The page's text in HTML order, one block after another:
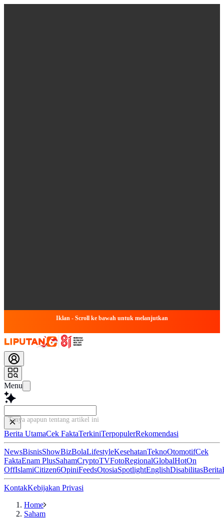
Iklan - Scroll ke bawah untuk melanjutkan
Menu
Tanya apapun tentang artikel ini...
Berita UtamaCek FaktaTerkiniTerpopulerRekomendasi
NewsBisnisShowBizBolaLifestyleKesehatanTeknoOtomotifCek
FaktaEnam PlusSahamCryptoTVFotoRegionalGlobalHotOn
OffIslamiCitizen6OpiniFeedsOtosiaSpotlightEnglishDisabilitasBerita
KontakKebijakan Privasi
Home
Saham